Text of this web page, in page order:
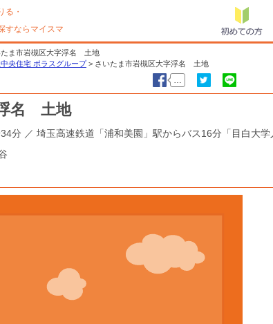
る・
すならマイスマ
初めての方
たま市岩槻区大字浮名 土地
央住宅 ポラスグループ> さいたま市岩槻区大字浮名 土地
…
名 土地
分 ／ 埼玉高速鉄道「浦和美園」駅からバス16分「目白大